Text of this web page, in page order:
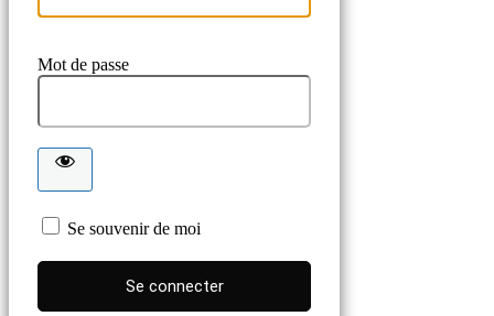
Mot de passe
Se souvenir de moi